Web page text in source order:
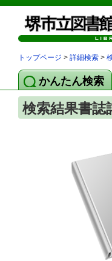
トップページ > 詳細検索 >
かんたん検索
検索結果書誌